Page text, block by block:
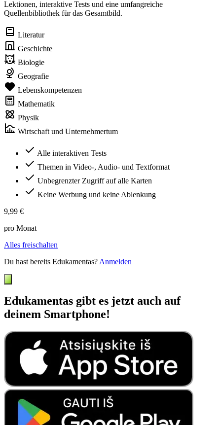
Lektionen, interaktive Tests und eine umfangreiche
Quellenbibliothek für das Gesamtbild.
Literatur
Geschichte
Biologie
Geografie
Lebenskompetenzen
Mathematik
Physik
Wirtschaft und Unternehmertum
Alle interaktiven Tests
Themen in Video-, Audio- und Textformat
Unbegrenzter Zugriff auf alle Karten
Keine Werbung und keine Ablenkung
9,99 €
pro Monat
Alles freischalten
Du hast bereits Edukamentas? Anmelden
Edukamentas gibt es jetzt auch auf
deinem Smartphone!